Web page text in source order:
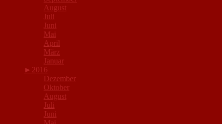
August
Juli
Juni
Mai
April
März
Januar
► 2016
Dezember
Oktober
August
Juli
Juni